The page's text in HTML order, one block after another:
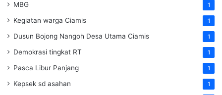
MBG 1
Kegiatan warga Ciamis 1
Dusun Bojong Nangoh Desa Utama Ciamis 1
Demokrasi tingkat RT 1
Pasca Libur Panjang 1
Kepsek sd asahan 1